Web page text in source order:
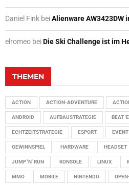
Daniel Fink beiAlienware AW3423DW
elromeo beiDie Ski Challenge ist im
THEMEN
ACTION ACTION-ADVENTURE
ANDROID AUFBAUSTRATEGIE BEAT
ECHTZEITSTRATEGIE ESPORT EVENT
GEWINNSPIEL HARDWARE HEADSET
JUMP 'N' RUN KONSOLE LINUX
MMO MOBILE NINTENDO